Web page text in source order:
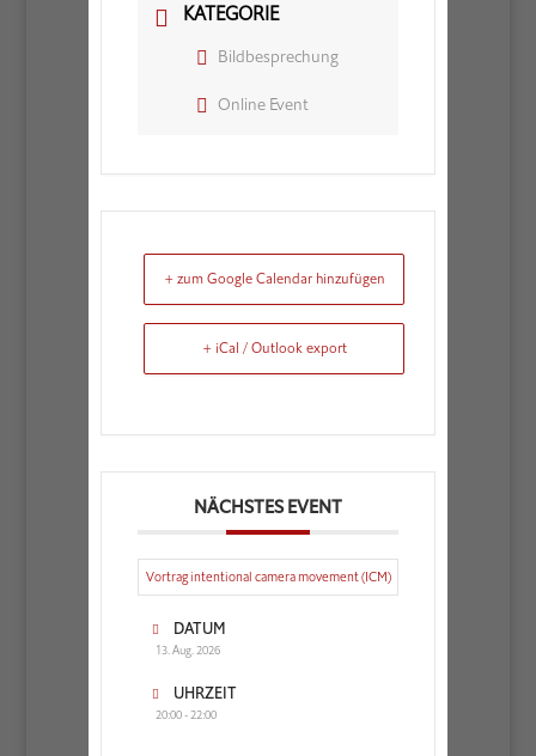
KATEGORIE
Bildbesprechung
Online Event
+ zum Google Calendar hinzufügen
+ iCal / Outlook export
NÄCHSTES EVENT
Vortrag intentional camera movement (ICM)
DATUM
13. Aug. 2026
UHRZEIT
20:00 - 22:00